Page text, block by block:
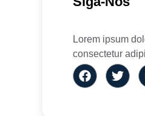
Lorem ipsum
consectetur